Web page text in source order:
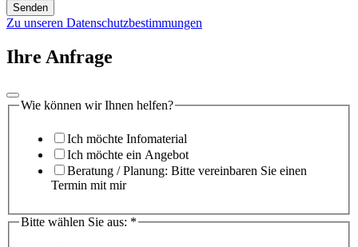
Senden
Zu unseren Datenschutzbestimmungen
Ihre Anfrage
Wie können wir Ihnen helfen?
Ich möchte Infomaterial
Ich möchte ein Angebot
Beratung / Planung: Bitte vereinbaren Sie einen
Termin mit mir
Bitte wählen Sie aus: *